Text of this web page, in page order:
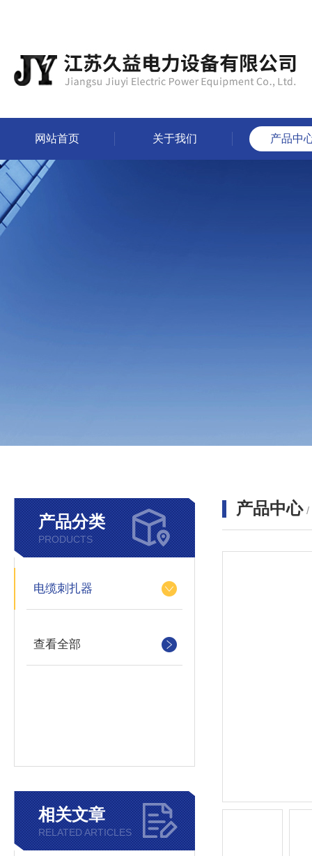
网站首页 关于我们 产品中
产品分类
PRODUCTS
电缆刺扎器
查看全部
相关文章
RELATED ARTICLES
产品中心 /